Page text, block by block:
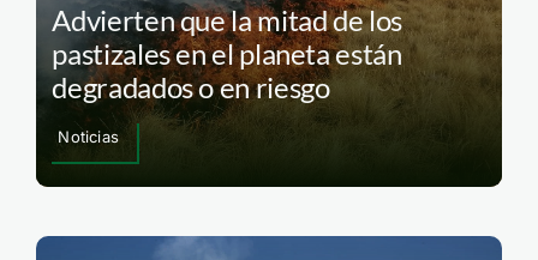
Advierten que la mitad de los
pastizales en el planeta están
degradados o en riesgo
Noticias